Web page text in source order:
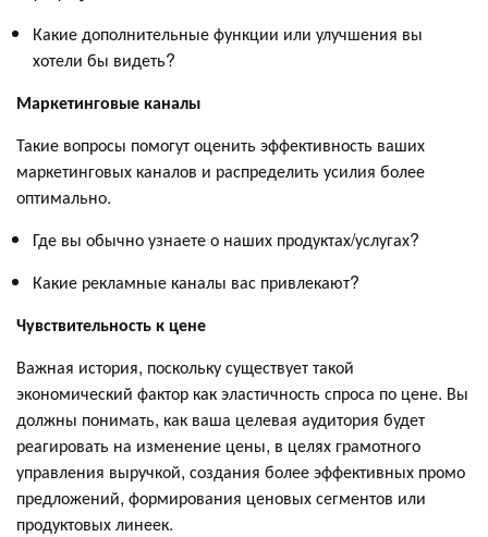
Какие дополнительные функции или улучшения вы
хотели бы видеть?
Маркетинговые каналы
Такие вопросы помогут оценить эффективность ваших
маркетинговых каналов и распределить усилия более
оптимально.
Где вы обычно узнаете о наших продуктах/услугах?
Какие рекламные каналы вас привлекают?
Чувствительность к цене
Важная история, поскольку существует такой
экономический фактор как эластичность спроса по цене. Вы
должны понимать, как ваша целевая аудитория будет
реагировать на изменение цены, в целях грамотного
управления выручкой, создания более эффективных промо
предложений, формирования ценовых сегментов или
продуктовых линеек.